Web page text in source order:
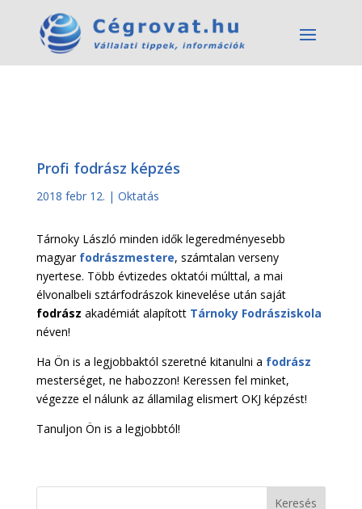
Profi fodrász képzés
2018 febr 12. | Oktatás
Tárnoky László minden idők legeredményesebb
magyar fodrászmestere, számtalan verseny
nyertese. Több évtizedes oktatói múlttal, a mai
élvonalbeli sztárfodrászok kinevelése után saját
fodrász akadémiát alapított Tárnoky Fodrásziskola
néven!
Ha Ön is a legjobbaktól szeretné kitanulni a fodrász
mesterséget, ne habozzon! Keressen fel minket,
végezze el nálunk az államilag elismert OKJ képzést!
Tanuljon Ön is a legjobbtól!